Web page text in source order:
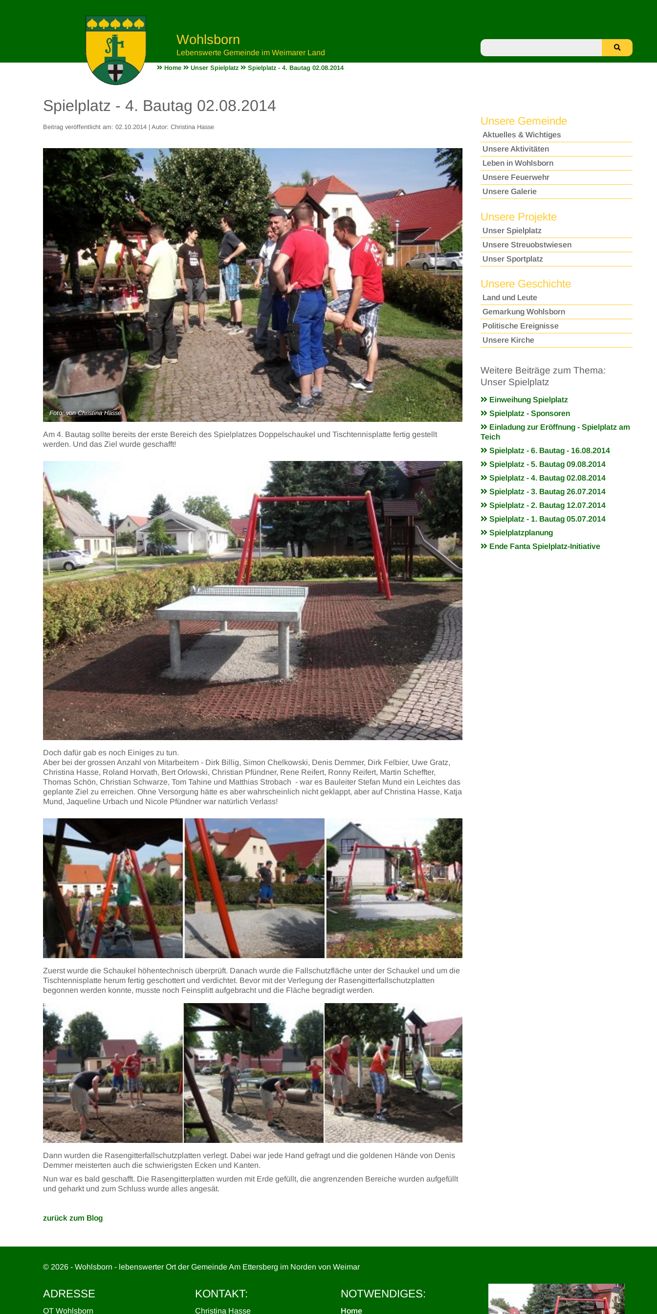
Wohlsborn
Lebenswerte Gemeinde im Weimarer Land
Home Unser Spielplatz Spielplatz - 4. Bautag 02.08.2014
Spielplatz - 4. Bautag 02.08.2014
Beitrag veröffentlicht am: 02.10.2014 | Autor: Christina Hasse
Foto: von Christina Hasse
Am 4. Bautag sollte bereits der erste Bereich des Spielplatzes Doppelschaukel und Tischtennisplatte fertig gestellt
werden. Und das Ziel wurde geschafft!
Doch dafür gab es noch Einiges zu tun.
Aber bei der grossen Anzahl von Mitarbeitern - Dirk Billig, Simon Chelkowski, Denis Demmer, Dirk Felbier, Uwe Gratz,
Christina Hasse, Roland Horvath, Bert Orlowski, Christian Pfündner, Rene Reifert, Ronny Reifert, Martin Scheffter,
Thomas Schön, Christian Schwarze, Tom Tahine und Matthias Strobach - war es Bauleiter Stefan Mund ein Leichtes das
geplante Ziel zu erreichen. Ohne Versorgung hätte es aber wahrscheinlich nicht geklappt, aber auf Christina Hasse, Katja
Mund, Jaqueline Urbach und Nicole Pfündner war natürlich Verlass!
Zuerst wurde die Schaukel höhentechnisch überprüft. Danach wurde die Fallschutzfläche unter der Schaukel und um die
Tischtennisplatte herum fertig geschottert und verdichtet. Bevor mit der Verlegung der Rasengitterfallschutzplatten
begonnen werden konnte, musste noch Feinsplitt aufgebracht und die Fläche begradigt werden.
Dann wurden die Rasengitterfallschutzplatten verlegt. Dabei war jede Hand gefragt und die goldenen Hände von Denis
Demmer meisterten auch die schwierigsten Ecken und Kanten.
Nun war es bald geschafft. Die Rasengitterplatten wurden mit Erde gefüllt, die angrenzenden Bereiche wurden aufgefüllt
und geharkt und zum Schluss wurde alles angesät.
zurück zum Blog
Unsere Gemeinde
Aktuelles & Wichtiges
Unsere Aktivitäten
Leben in Wohlsborn
Unsere Feuerwehr
Unsere Galerie
Unsere Projekte
Unser Spielplatz
Unsere Streuobstwiesen
Unser Sportplatz
Unsere Geschichte
Land und Leute
Gemarkung Wohlsborn
Politische Ereignisse
Unsere Kirche
Weitere Beiträge zum Thema:
Unser Spielplatz
Einweihung Spielplatz
Spielplatz - Sponsoren
Einladung zur Eröffnung - Spielplatz am
Teich
Spielplatz - 6. Bautag - 16.08.2014
Spielplatz - 5. Bautag 09.08.2014
Spielplatz - 4. Bautag 02.08.2014
Spielplatz - 3. Bautag 26.07.2014
Spielplatz - 2. Bautag 12.07.2014
Spielplatz - 1. Bautag 05.07.2014
Spielplatzplanung
Ende Fanta Spielplatz-Initiative
© 2026 - Wohlsborn - lebenswerter Ort der Gemeinde Am Ettersberg im Norden von Weimar
ADRESSE
OT Wohlsborn
KONTAKT:
Christina Hasse
NOTWENDIGES:
Home